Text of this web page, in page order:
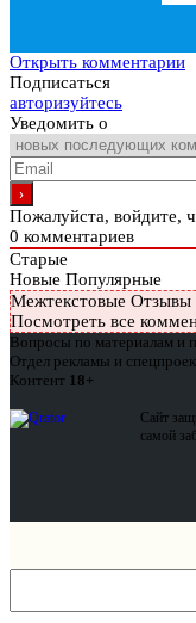
Открыть комментарии
Подписаться
авторизуйтесь
Уведомить о
Пожалуйста, войдите,
0 комментариев
Старые
Новые Популярные
Межтекстовые Отзывы
Посмотреть все
Вопросы по материалам и
Отдел рекламы и
Контент 18+
Сайт
самой